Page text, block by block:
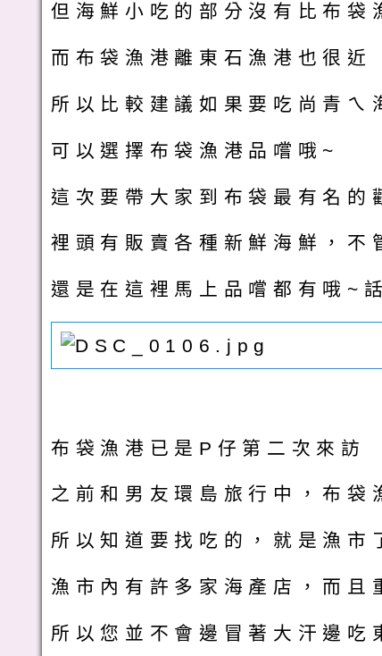
但海鮮小吃的部分沒有比布袋
而布袋漁港離東石漁港也很近
所以比較建議如果要吃尚青ㄟ
可以選擇布袋漁港品嚐哦~
這次要帶大家到布袋最有名的
裡頭有販賣各種新鮮海鮮，不
還是在這裡馬上品嚐都有哦~
布袋漁港已是P仔第二次來訪
之前和男友環島旅行中，布袋
所以知道要找吃的，就是漁市
漁市內有許多家海產店，而且
所以您並不會邊冒著大汗邊吃